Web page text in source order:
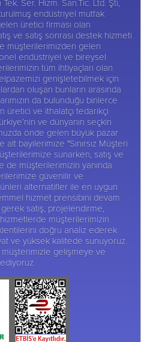
Ser. Hizm. San.Tic. Ltd. Şti,
endüstriyel mutfak
üretici firması olan
ve satış sonrası destek hizmeti
müşterilerimizden gelen
endüstriyel ve bireysel
tüm ihtiyaçları olan
genişletebilmek için
oluşan bunların arasında
da bulunduğu binlerce
üretici ve ithalatçı tedarikçi
ve dünyanın seçkin
önde gelen büyük pazar
bayilerimize "Sınırsız Müşteri
sunarken, satış ve
de müşterilerimizin yanında
güvenilir ve
alternatifler ile en uygun
hizmet prensibini devam
satış, projelendirme,
müşterilerimizin
doğru analiz ederek
ve yüksek kalitede sunuyoruz.
gelişmeye ve